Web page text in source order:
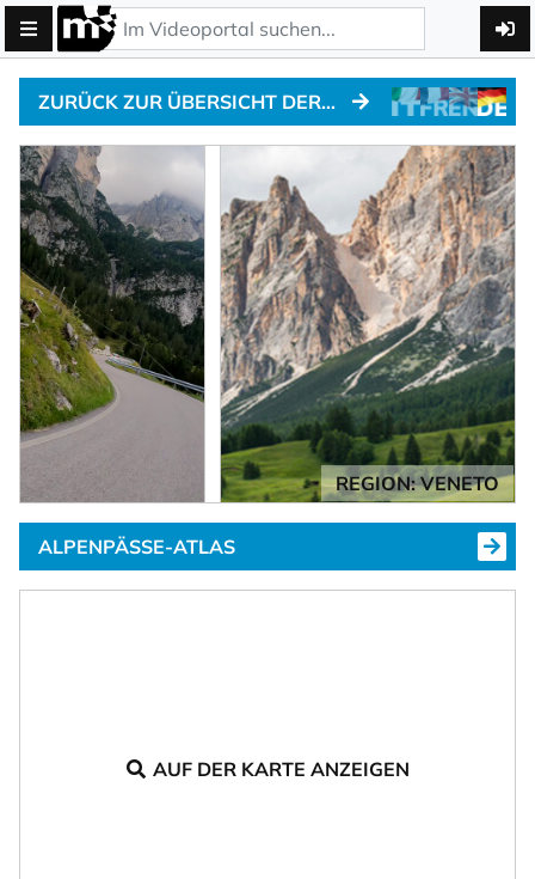
ZURÜCK ZUR ÜBERSICHT DER ALPENPÄSSE
REGION: VENETO
ALPENPÄSSE-ATLAS
AUF DER KARTE ANZEIGEN